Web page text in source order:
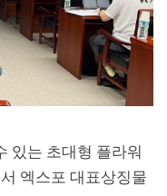
있는 초대형 플라워
엑스포 대표상징물